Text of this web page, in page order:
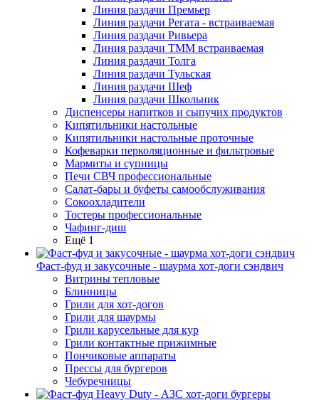
Линия раздачи Премьер
Линия раздачи Регата - встраиваемая
Линия раздачи Ривьера
Линия раздачи ТММ встраиваемая
Линия раздачи Толга
Линия раздачи Тульская
Линия раздачи Шеф
Линия раздачи Школьник
Диспенсеры напитков и сыпучих продуктов
Кипятильники настольные
Кипятильники настольные проточные
Кофеварки перколяционные и фильтровые
Мармиты и супницы
Печи СВЧ профессиональные
Салат-бары и буфеты самообслуживания
Сокоохладители
Тостеры профессиональные
Чафинг-диш
Ещё 1
Фаст-фуд и закусочные - шаурма хот-доги сэндвич
Витрины тепловые
Блинницы
Грили для хот-догов
Грили для шаурмы
Грили карусельные для кур
Грили контактные прижимные
Пончиковые аппараты
Прессы для бургеров
Чебуречницы